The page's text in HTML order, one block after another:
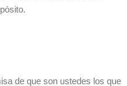
de que son ustedes los que